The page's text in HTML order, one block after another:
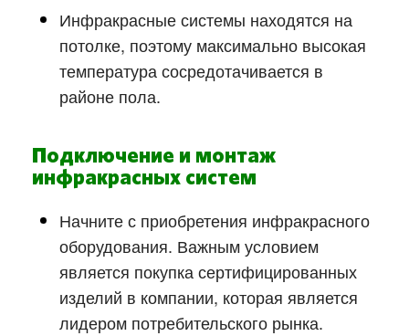
Инфракрасные системы находятся на
потолке, поэтому максимально высокая
температура сосредотачивается в
районе пола.
Подключение и монтаж
инфракрасных систем
Начните с приобретения инфракрасного
оборудования. Важным условием
является покупка сертифицированных
изделий в компании, которая является
лидером потребительского рынка.